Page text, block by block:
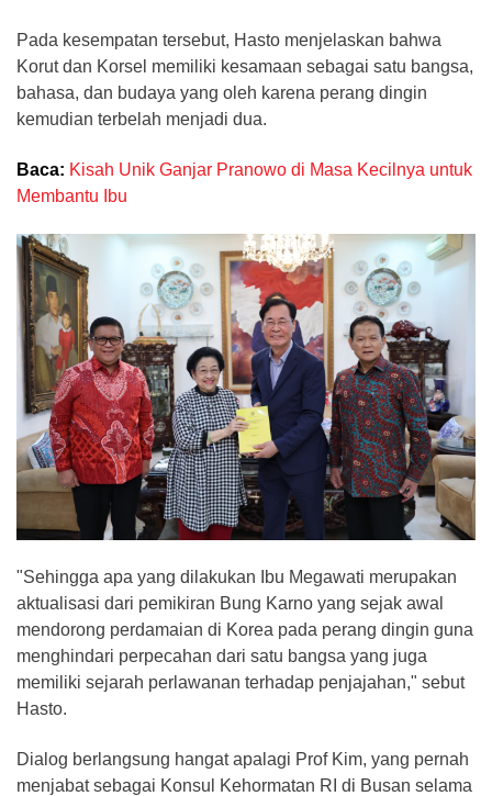
Pada kesempatan tersebut, Hasto menjelaskan bahwa
Korut dan Korsel memiliki kesamaan sebagai satu bangsa,
bahasa, dan budaya yang oleh karena perang dingin
kemudian terbelah menjadi dua.
Baca: Kisah Unik Ganjar Pranowo di Masa Kecilnya untuk
Membantu Ibu
"Sehingga apa yang dilakukan Ibu Megawati merupakan
aktualisasi dari pemikiran Bung Karno yang sejak awal
mendorong perdamaian di Korea pada perang dingin guna
menghindari perpecahan dari satu bangsa yang juga
memiliki sejarah perlawanan terhadap penjajahan," sebut
Hasto.
Dialog berlangsung hangat apalagi Prof Kim, yang pernah
menjabat sebagai Konsul Kehormatan RI di Busan selama